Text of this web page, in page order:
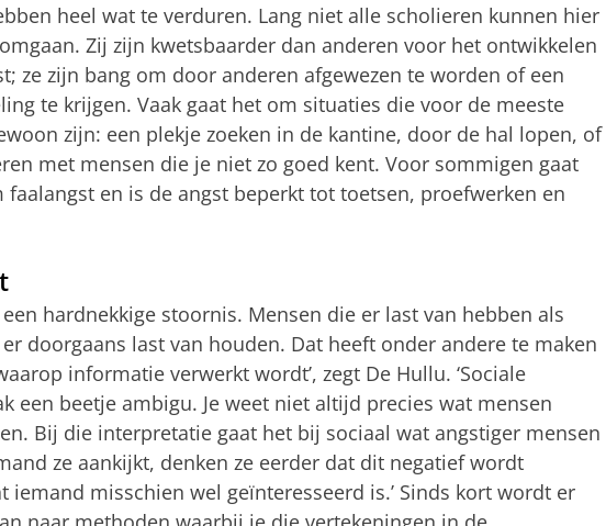
heel wat te verduren. Lang niet alle scholieren kunnen hier
Zij zijn kwetsbaarder dan anderen voor het ontwikkelen
ze zijn bang om door anderen afgewezen te worden of een
te krijgen. Vaak gaat het om situaties die voor de meeste
zijn: een plekje zoeken in de kantine, door de hal lopen, of
met mensen die je niet zo goed kent. Voor sommigen gaat
faalangst en is de angst beperkt tot toetsen, proefwerken en
een hardnekkige stoornis. Mensen die er last van hebben als
doorgaans last van houden. Dat heeft onder andere te maken
informatie verwerkt wordt’, zegt De Hullu. ‘Sociale
een beetje ambigu. Je weet niet altijd precies wat mensen
Bij die interpretatie gaat het bij sociaal wat angstiger mensen
ze aankijkt, denken ze eerder dat dit negatief wordt
iemand misschien wel geïnteresseerd is.’ Sinds kort wordt er